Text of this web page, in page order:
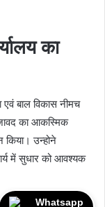
का
बाल विकास नीमच
का आकस्मिक
किया। उन्‍होने
में सुधार को आवश्यक
Whatsapp